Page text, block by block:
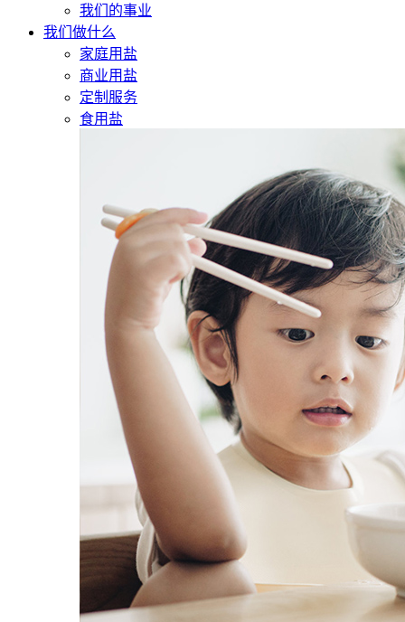
我们的事业
我们做什么
家庭用盐
商业用盐
定制服务
食用盐